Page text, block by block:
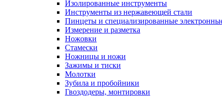
Изолированные инструменты
Инструменты из нержавеющей стали
Пинцеты и специализированные
Измерение и разметка
Ножовки
Стамески
Ножницы и ножи
Зажимы и тиски
Молотки
Зубила и пробойники
Гвоздодеры, монтировки